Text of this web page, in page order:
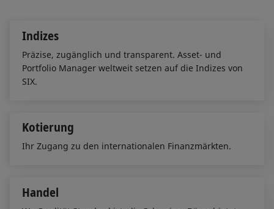
Indizes
Präzise, zugänglich und transparent. Asset- und
Portfolio Manager weltweit setzen auf die Indizes von
SIX.
Kotierung
Ihr Zugang zu den internationalen Finanzmärkten.
Handel